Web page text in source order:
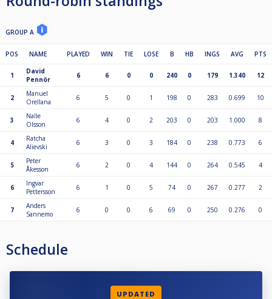
GROUP A
POS NAME PLAYED WIN TIE LOSE B HB INGS AVG PTS
1
David
Pennör
6 6 0 0 240 0 179 1.340 12
2
Manuel
Orellana
6 5 0 1 198 0 283 0.699 10
3
Nalle
Olsson
6 4 0 2 203 0 203 1.000 8
4
Ratcha
Alievski
6 3 0 3 184 0 238 0.773 6
5
Peter
Åkesson
6 2 0 4 144 0 264 0.545 4
6
Ingvar
Pettersson
6 1 0 5 74 0 267 0.277 2
7
Anders
Sannemo
6 0 0 6 69 0 250 0.276 0
Schedule
UPDATED